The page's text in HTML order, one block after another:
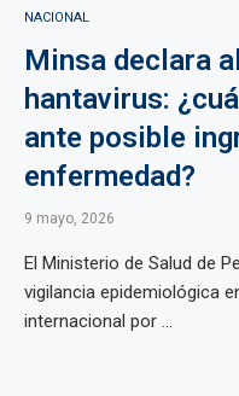
NACIONAL
Minsa declara
hantavirus:
ante posible
enfermedad?
9 mayo, 2026
El Ministerio de Salud de
vigilancia epidemiológica
internacional por ...